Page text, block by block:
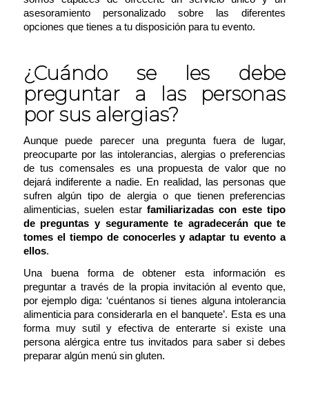
asesoramiento personalizado sobre las diferentes
opciones que tienes a tu disposición para tu evento.
¿Cuándo se les debe
preguntar a las personas
por sus alergias?
Aunque puede parecer una pregunta fuera de lugar,
preocuparte por las intolerancias, alergias o preferencias
de tus comensales es una propuesta de valor que no
dejará indiferente a nadie. En realidad, las personas que
sufren algún tipo de alergia o que tienen preferencias
alimenticias, suelen estarfamiliarizadas con este tipo
de preguntas y seguramente te agradecerán que te
tomes el tiempo de conocerles y adaptar tu evento a
ellos.
Una buena forma de obtener esta información es
preguntar a través de la propia invitación al evento que,
por ejemplo diga: ‘cuéntanos si tienes alguna intolerancia
alimenticia para considerarla en el banquete’. Esta es una
forma muy sutil y efectiva de enterarte si existe una
persona alérgica entre tus invitados para saber si debes
preparar algún menú sin gluten.